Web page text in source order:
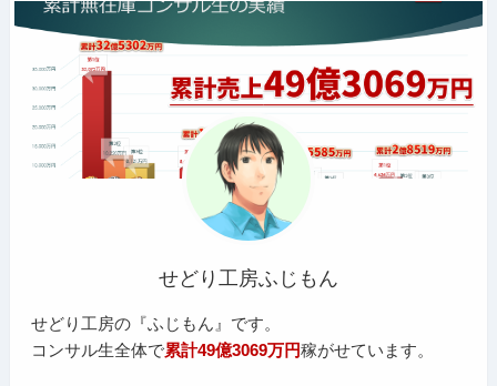
せどり工房ふじもん
せどり工房の『ふじもん』です。
コンサル生全体で累計49億3069万円稼がせています。